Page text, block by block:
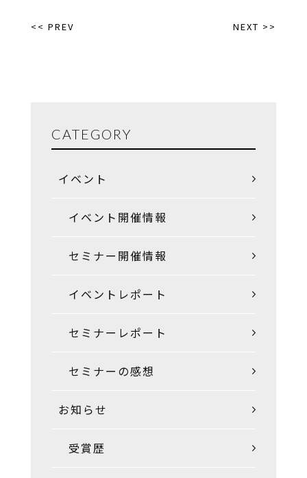
<< PREV NEXT >>
CATEGORY
イベント
イベント開催情報
セミナー開催情報
イベントレポート
セミナーレポート
セミナーの感想
お知らせ
受賞歴